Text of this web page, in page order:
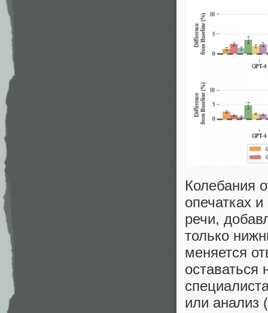
Колебания
опечатках
речи,
только
меняется
оставаться
или анализ